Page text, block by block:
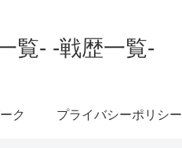
覧- -戦歴一覧-
ク プライバシーポリシー